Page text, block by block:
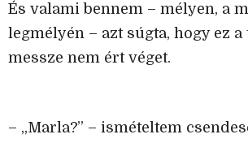
És valami bennem – mélyen, a
legmélyén – azt súgta, hogy ez
messze nem ért véget.
– „Marla?” – ismételtem